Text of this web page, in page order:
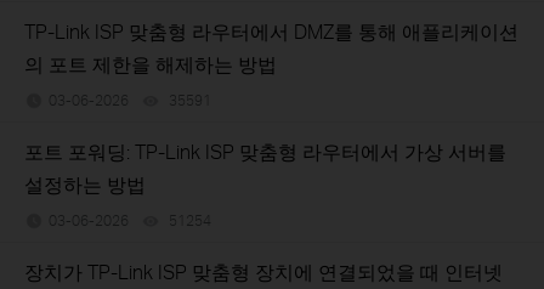
TP-Link ISP 맞춤형 라우터에서 DMZ를 통해 애플리케이션
의 포트 제한을 해제하는 방법
03-06-2026 35591
포트 포워딩: TP-Link ISP 맞춤형 라우터에서 가상 서버를
설정하는 방법
03-06-2026 51254
장치가 TP-Link ISP 맞춤형 장치에 연결되었을 때 인터넷